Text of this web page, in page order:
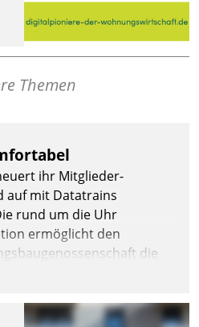
Themen
ihr Mitglieder-
auf mit Datatrains
rund um die Uhr
ermöglicht den
die
Tablet oder PC.